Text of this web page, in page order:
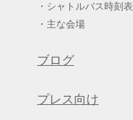
シャトルバス時刻表
主な会場
ブログ
プレス向け